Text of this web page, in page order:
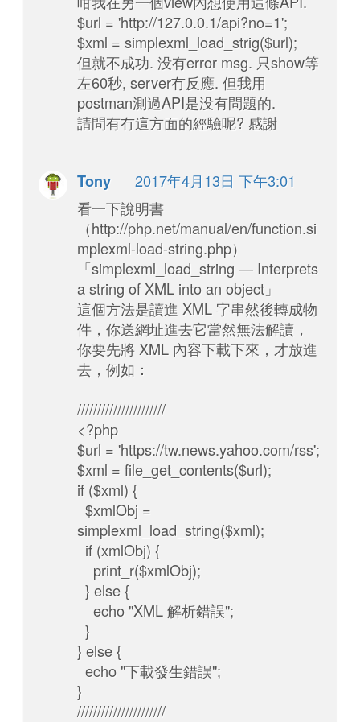
$url = 'http://127.0.0.1/api?no=1';
$xml = simplexml_load_strig($url);
但就不成功. 没有error msg. 只show等
左60秒, server冇反應. 但我用
postman測過API是没有問題的.
請問有冇這方面的經驗呢? 感謝
Tony
2017年4月13日 下午3:01
看一下說明書
（http://php.net/manual/en/function.si
mplexml-load-string.php）
「simplexml_load_string — Interprets
a string of XML into an object」
這個方法是讀進 XML 字串然後轉成物
件，你送網址進去它當然無法解讀，
你要先將 XML 內容下載下來，才放進
去，例如：
//////////////////////
<?php
$url = 'https://tw.news.yahoo.com/rss';
$xml = file_get_contents($url);
if ($xml) {
$xmlObj =
simplexml_load_string($xml);
if (xmlObj) {
print_r($xmlObj);
} else {
echo "XML 解析錯誤";
}
} else {
echo "下載發生錯誤";
}
//////////////////////